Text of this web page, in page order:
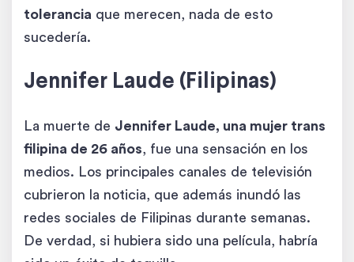
tolerancia que merecen, nada de esto
sucedería.
Jennifer Laude (Filipinas)
La muerte de Jennifer Laude, una mujer trans
filipina de 26 años, fue una sensación en los
medios. Los principales canales de televisión
cubrieron la noticia, que además inundó las
redes sociales de Filipinas durante semanas.
De verdad, si hubiera sido una película, habría